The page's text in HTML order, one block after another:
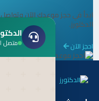
ابدأ في حجز موعدك الآن
الدكتورز.
احجز الآن متصل